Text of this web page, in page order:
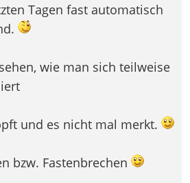
Tagen fast automatisch
wie man sich teilweise
und es nicht mal merkt.
bzw. Fastenbrechen